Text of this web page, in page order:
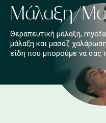
Μάλαξη/
Θεραπευτική μάλαξη,
μάλαξη και μασάζ
είδη που μπορούμε να σας